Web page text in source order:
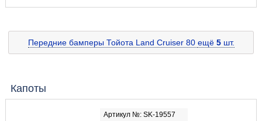
Передние бамперы Тойота Land Cruiser 80 ещё 5шт.
Капоты
Артикул №: SK-19557